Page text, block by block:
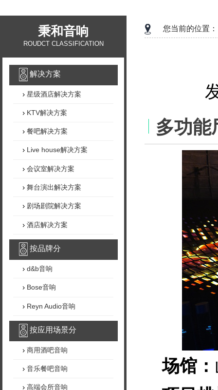
秉和音响
ROUDCT CLASSIFICATION
解决方案
星级酒店解决方案
KTV解决方案
餐吧解决方案
Live house解决方案
会议室解决方案
舞台演出解决方案
剧场剧院解决方案
酒店解决方案
按品牌分
d&b音响
Bose音响
Reyn Audio音响
按应用场景分
商用酒吧音响
音乐餐吧音响
高端会所音响
您当前的位置：
多功能
场馆：